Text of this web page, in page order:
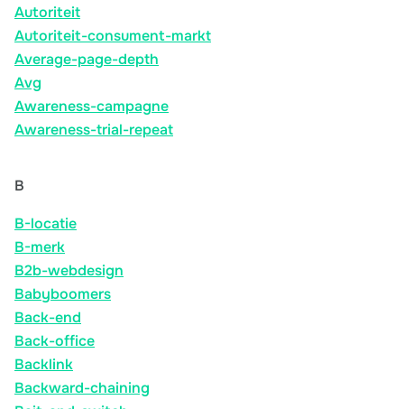
Autoriteit
Autoriteit-consument-markt
Average-page-depth
Avg
Awareness-campagne
Awareness-trial-repeat
B
B-locatie
B-merk
B2b-webdesign
Babyboomers
Back-end
Back-office
Backlink
Backward-chaining